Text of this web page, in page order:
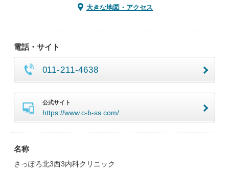
大きな地図・アクセス
電話・サイト
011-211-4638
公式サイト
https://www.c-b-ss.com/
名称
さっぽろ北3西3内科クリニック